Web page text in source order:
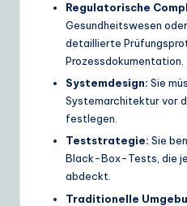
Regulatorische
Gesundheitswesen
detaillierte
Prozessdokumentation.
Systemdesign: Sie
Systemarchitektur vor
festlegen.
Teststrategie: Sie
Black-Box-Tests, die
abdeckt.
Traditionelle